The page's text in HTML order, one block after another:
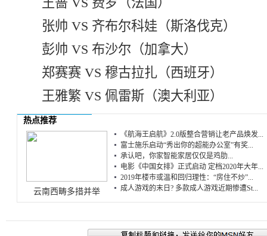
张帅 VS 齐布尔科娃（斯洛伐克）
彭帅 VS 布沙尔（加拿大）
郑赛赛 VS 穆古拉扎（西班牙）
王雅繁 VS 佩雷斯（澳大利亚）
热点推荐
云南西畴多措并举
《航海王启航》2.0版整合营销让老产品焕发...
富士施乐启动“秀出你的超能办公室”有奖...
承认吧，你家智能家居仅仅是鸡肋...
电影《中国女排》正式启动 定档2020年大年...
2019年楼市或温和回归理性：“房住不炒”...
成人游戏的末日? 多款成人游戏近期惨遭St...